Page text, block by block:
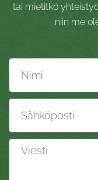
tai mietitkö
niin me